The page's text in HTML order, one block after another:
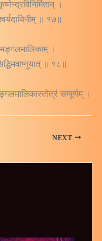
।
॥ १७॥
।
॥ १८॥
सम्पूर्णम् ।
NEXT